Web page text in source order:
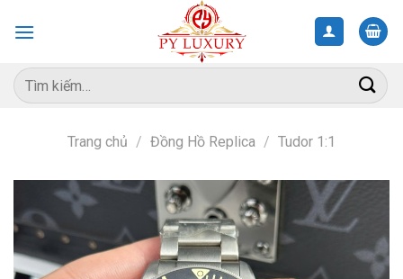
Tìm
kiếm:
Trang chủ / Đồng Hồ Replica / Tudor 1:1